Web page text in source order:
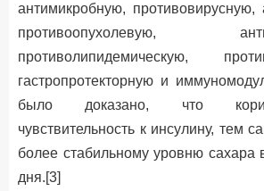
антимикробную, противовирусную,
противоопухолевую,
противолипидемическую,
гастропротекторную и
было доказано, что
чувствительность к инсулину, тем
более стабильному уровню сахара
дня.[3]